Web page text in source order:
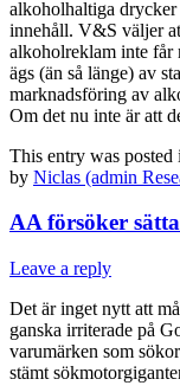
alkoholhaltiga drycker
innehåll. V&S väljer
alkoholreklam inte får
ägs (än så länge) av
marknadsföring av
Om det nu inte är att
This entry was posted
by Niclas (admin
AA försöker
Leave a reply
Det är inget nytt att
ganska irriterade på
varumärken som
stämt